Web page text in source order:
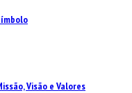
Visão e Valores